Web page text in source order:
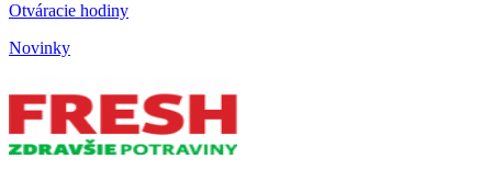
Otváracie hodiny
Novinky